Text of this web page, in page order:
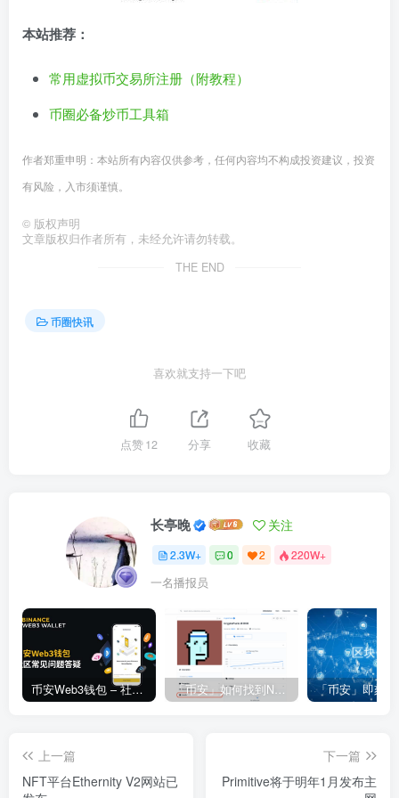
本站推荐：
常用虚拟币交易所注册（附教程）
币圈必备炒币工具箱
作者郑重申明：本站所有内容仅供参考，任何内容均不构成投资建议，投资
有风险，入市须谨慎。
© 版权声明
文章版权归作者所有，未经允许请勿转载。
THE END
币圈快讯
喜欢就支持一下吧
点赞12 分享 收藏
长亭晚 关注
2.3W+ 0 2 220W+
一名播报员
币安Web3钱包 – 社区常见问题答疑 「币安」如何找到NFT合约地址？
上一篇
NFT平台Ethernity V2网站已
下一篇
Primitive将于明年1月发布主